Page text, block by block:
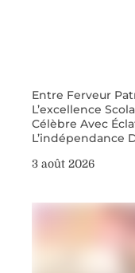
Entre Ferveur
L’excellence
Célèbre Avec
L’indépendance
3 août 2026